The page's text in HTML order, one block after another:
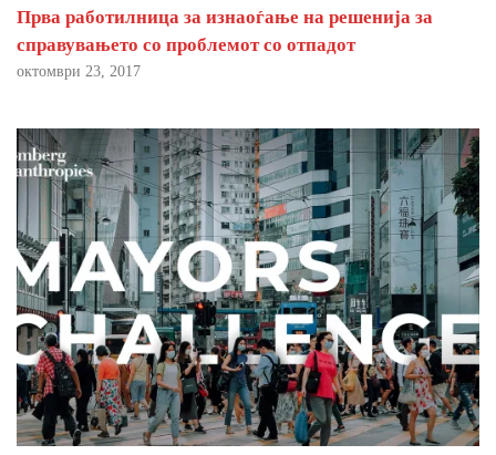
Прва работилница за изнаоѓање на решенија за
справувањето со проблемот со отпадот
октомври 23, 2017